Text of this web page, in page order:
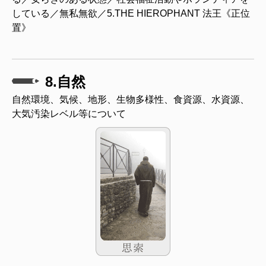
している／無私無欲／5.THE HIEROPHANT 法王《正位
置》
8.自然
自然環境、気候、地形、生物多様性、食資源、水資源、
大気汚染レベル等について